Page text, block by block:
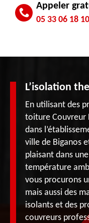
Appeler
05 33 06 18 10
L’isolation
En utilisant des
toiture Couvreur
dans
ville de Biganos
plaisant dans
température
vous procurons
mais aussi des
isolants et des
couvreurs